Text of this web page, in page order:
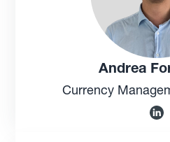
Andrea
Currency